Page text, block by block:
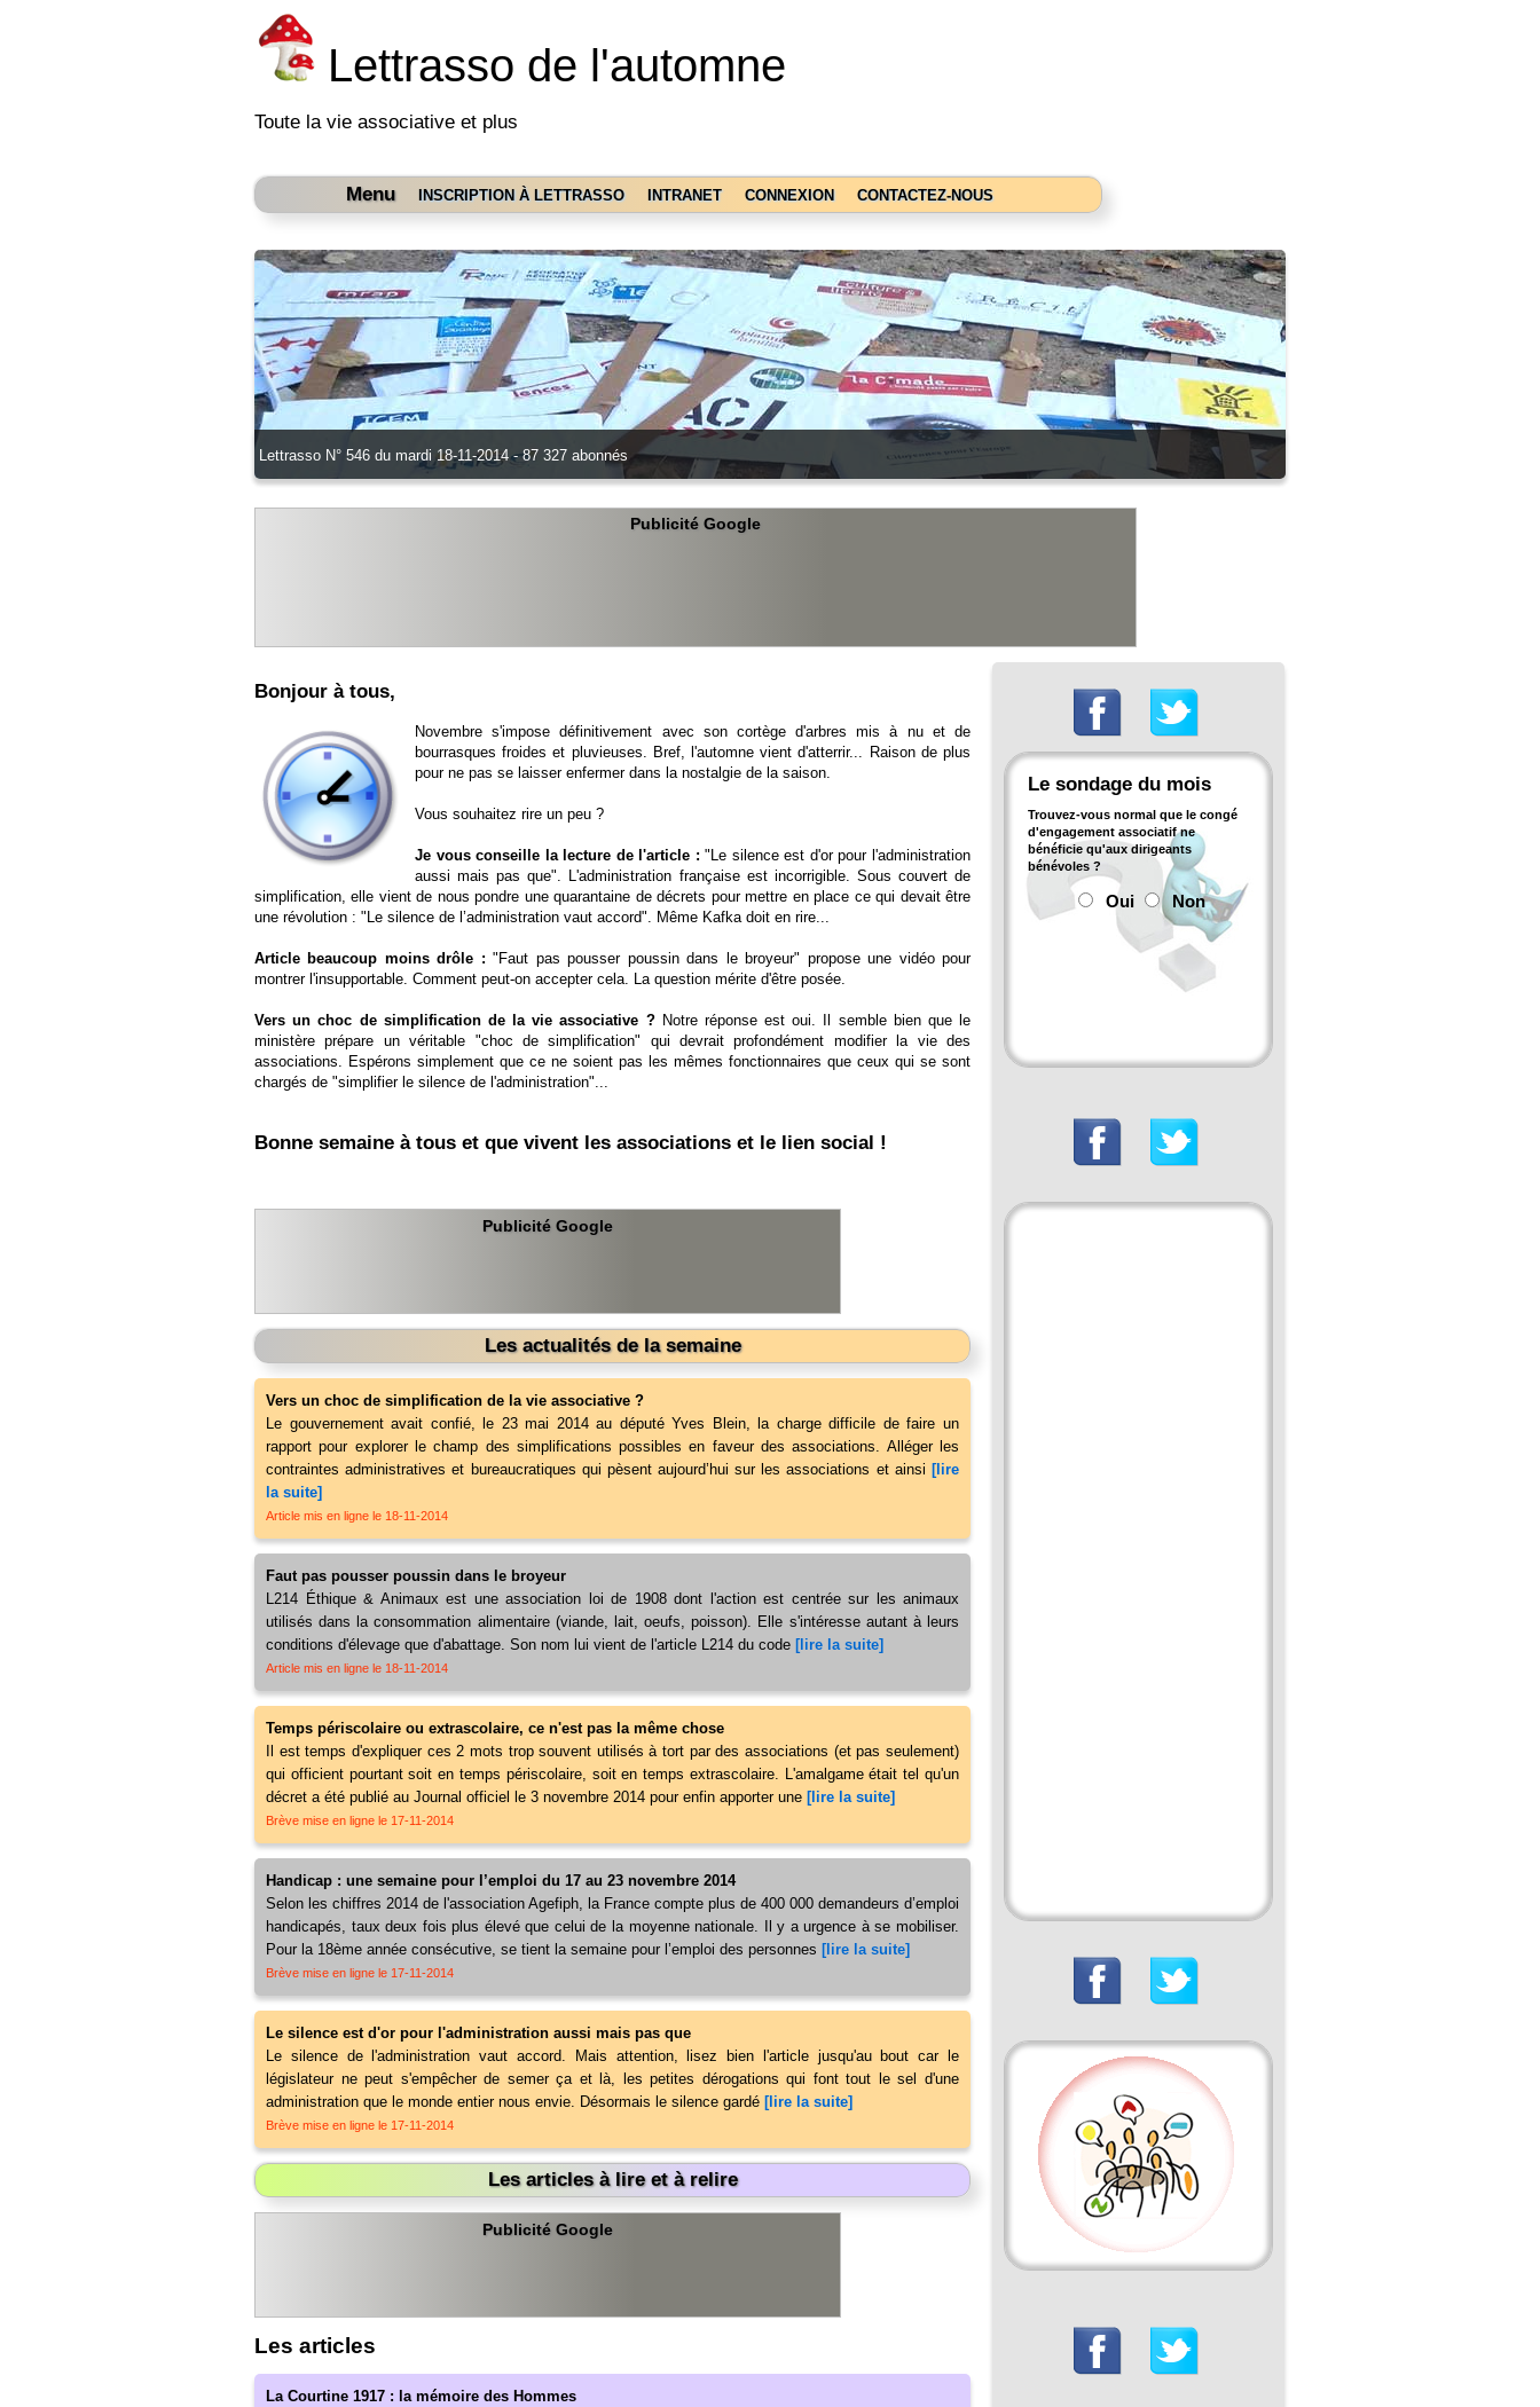
Lettrasso de l'automne
Toute la vie associative et plus
Menu INSCRIPTION À LETTRASSO INTRANET CONNEXION CONTACTEZ-NOUS
Lettrasso N° 546 du mardi 18-11-2014 - 87 327 abonnés
Publicité Google
Bonjour à tous,
Novembre s'impose définitivement avec son cortège d'arbres mis à nu et de
bourrasques froides et pluvieuses. Bref, l'automne vient d'atterrir... Raison de plus
pour ne pas se laisser enfermer dans la nostalgie de la saison.
Vous souhaitez rire un peu ?
Je vous conseille la lecture de l'article : "Le silence est d'or pour l'administration
aussi mais pas que". L'administration française est incorrigible. Sous couvert de
simplification, elle vient de nous pondre une quarantaine de décrets pour mettre en place ce qui devait être
une révolution : "Le silence de l’administration vaut accord". Même Kafka doit en rire...
Article beaucoup moins drôle : "Faut pas pousser poussin dans le broyeur" propose une vidéo pour
montrer l'insupportable. Comment peut-on accepter cela. La question mérite d'être posée.
Vers un choc de simplification de la vie associative ?Notre réponse est oui. Il semble bien que le
ministère prépare un véritable "choc de simplification" qui devrait profondément modifier la vie des
associations. Espérons simplement que ce ne soient pas les mêmes fonctionnaires que ceux qui se sont
chargés de "simplifier le silence de l'administration"...
Bonne semaine à tous et que vivent les associations et le lien social !
Publicité Google
Les actualités de la semaine
Vers un choc de simplification de la vie associative ?
Le gouvernement avait confié, le 23 mai 2014 au député Yves Blein, la charge difficile de faire un
rapport pour explorer le champ des simplifications possibles en faveur des associations. Alléger les
contraintes administratives et bureaucratiques qui pèsent aujourd’hui sur les associations et ainsi [lire
la suite]
Article mis en ligne le 18-11-2014
Faut pas pousser poussin dans le broyeur
L214 Éthique & Animaux est une association loi de 1908 dont l'action est centrée sur les animaux
utilisés dans la consommation alimentaire (viande, lait, oeufs, poisson). Elle s'intéresse autant à leurs
conditions d'élevage que d'abattage. Son nom lui vient de l'article L214 du code [lire la suite]
Article mis en ligne le 18-11-2014
Temps périscolaire ou extrascolaire, ce n'est pas la même chose
Il est temps d'expliquer ces 2 mots trop souvent utilisés à tort par des associations (et pas seulement)
qui officient pourtant soit en temps périscolaire, soit en temps extrascolaire. L'amalgame était tel qu'un
décret a été publié au Journal officiel le 3 novembre 2014 pour enfin apporter une [lire la suite]
Brève mise en ligne le 17-11-2014
Handicap : une semaine pour l’emploi du 17 au 23 novembre 2014
Selon les chiffres 2014 de l'association Agefiph, la France compte plus de 400 000 demandeurs d’emploi
handicapés, taux deux fois plus élevé que celui de la moyenne nationale. Il y a urgence à se mobiliser.
Pour la 18ème année consécutive, se tient la semaine pour l’emploi des personnes [lire la suite]
Brève mise en ligne le 17-11-2014
Le silence est d'or pour l'administration aussi mais pas que
Le silence de l'administration vaut accord. Mais attention, lisez bien l'article jusqu'au bout car le
législateur ne peut s'empêcher de semer ça et là, les petites dérogations qui font tout le sel d'une
administration que le monde entier nous envie. Désormais le silence gardé [lire la suite]
Brève mise en ligne le 17-11-2014
Les articles à lire et à relire
Publicité Google
Les articles
La Courtine 1917 : la mémoire des Hommes
Le sondage du mois
Trouvez-vous normal que le congé
d'engagement associatif ne
bénéficie qu'aux dirigeants
bénévoles ?
Oui Non